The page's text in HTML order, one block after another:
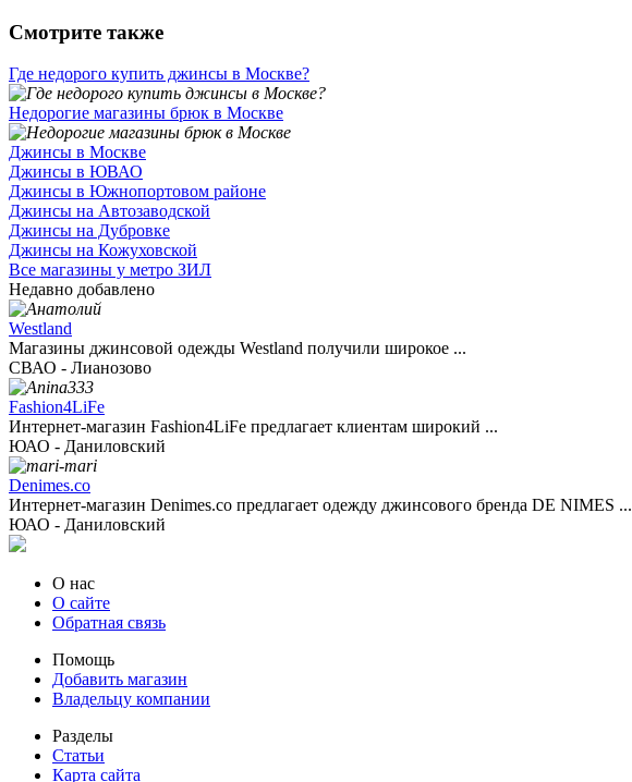
Смотрите также
Где недорого купить джинсы в Москве?
Недорогие магазины брюк в Москве
Джинсы в Москве
Джинсы в ЮВАО
Джинсы в Южнопортовом районе
Джинсы на Автозаводской
Джинсы на Дубровке
Джинсы на Кожуховской
Все магазины у метро ЗИЛ
Недавно добавлено
Westland
Магазины джинсовой одежды Westland получили широкое ...
СВАО - Лианозово
Fashion4LiFe
Интернет-магазин Fashion4LiFe предлагает клиентам широкий ...
ЮАО - Даниловский
Denimes.co
Интернет-магазин Denimes.co предлагает одежду джинсового бренда DE NIMES ...
ЮАО - Даниловский
О нас
О сайте
Обратная связь
Помощь
Добавить магазин
Владельцу компании
Разделы
Статьи
Карта сайта